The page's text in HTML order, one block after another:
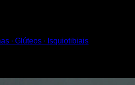
∙ Glúteos ∙ Isquiotibiais